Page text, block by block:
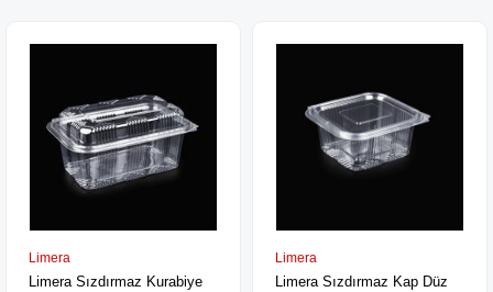
Limera
Limera Sızdırmaz Kurabiye
Limera
Limera Sızdırmaz Kap Düz